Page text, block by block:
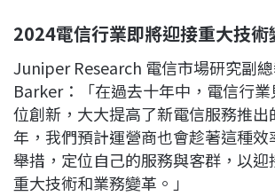
2024電信行業即將迎接重大技術
Juniper Research 電信市場研究副
Barker：「在過去十年中，電信行
位創新，大大提高了新電信服務推
年，我們預計運營商也會趁著這種效
舉措，定位自己的服務與客群，以迎
重大技術和業務變革。」